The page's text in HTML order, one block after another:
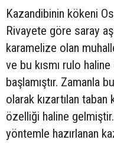
Kazandibinin kökeni
Rivayete göre saray
karamelize olan
ve bu kısmı rulo
başlamıştır. Zamanla
olarak kızartılan taban
özelliği haline
yöntemle hazırlanan